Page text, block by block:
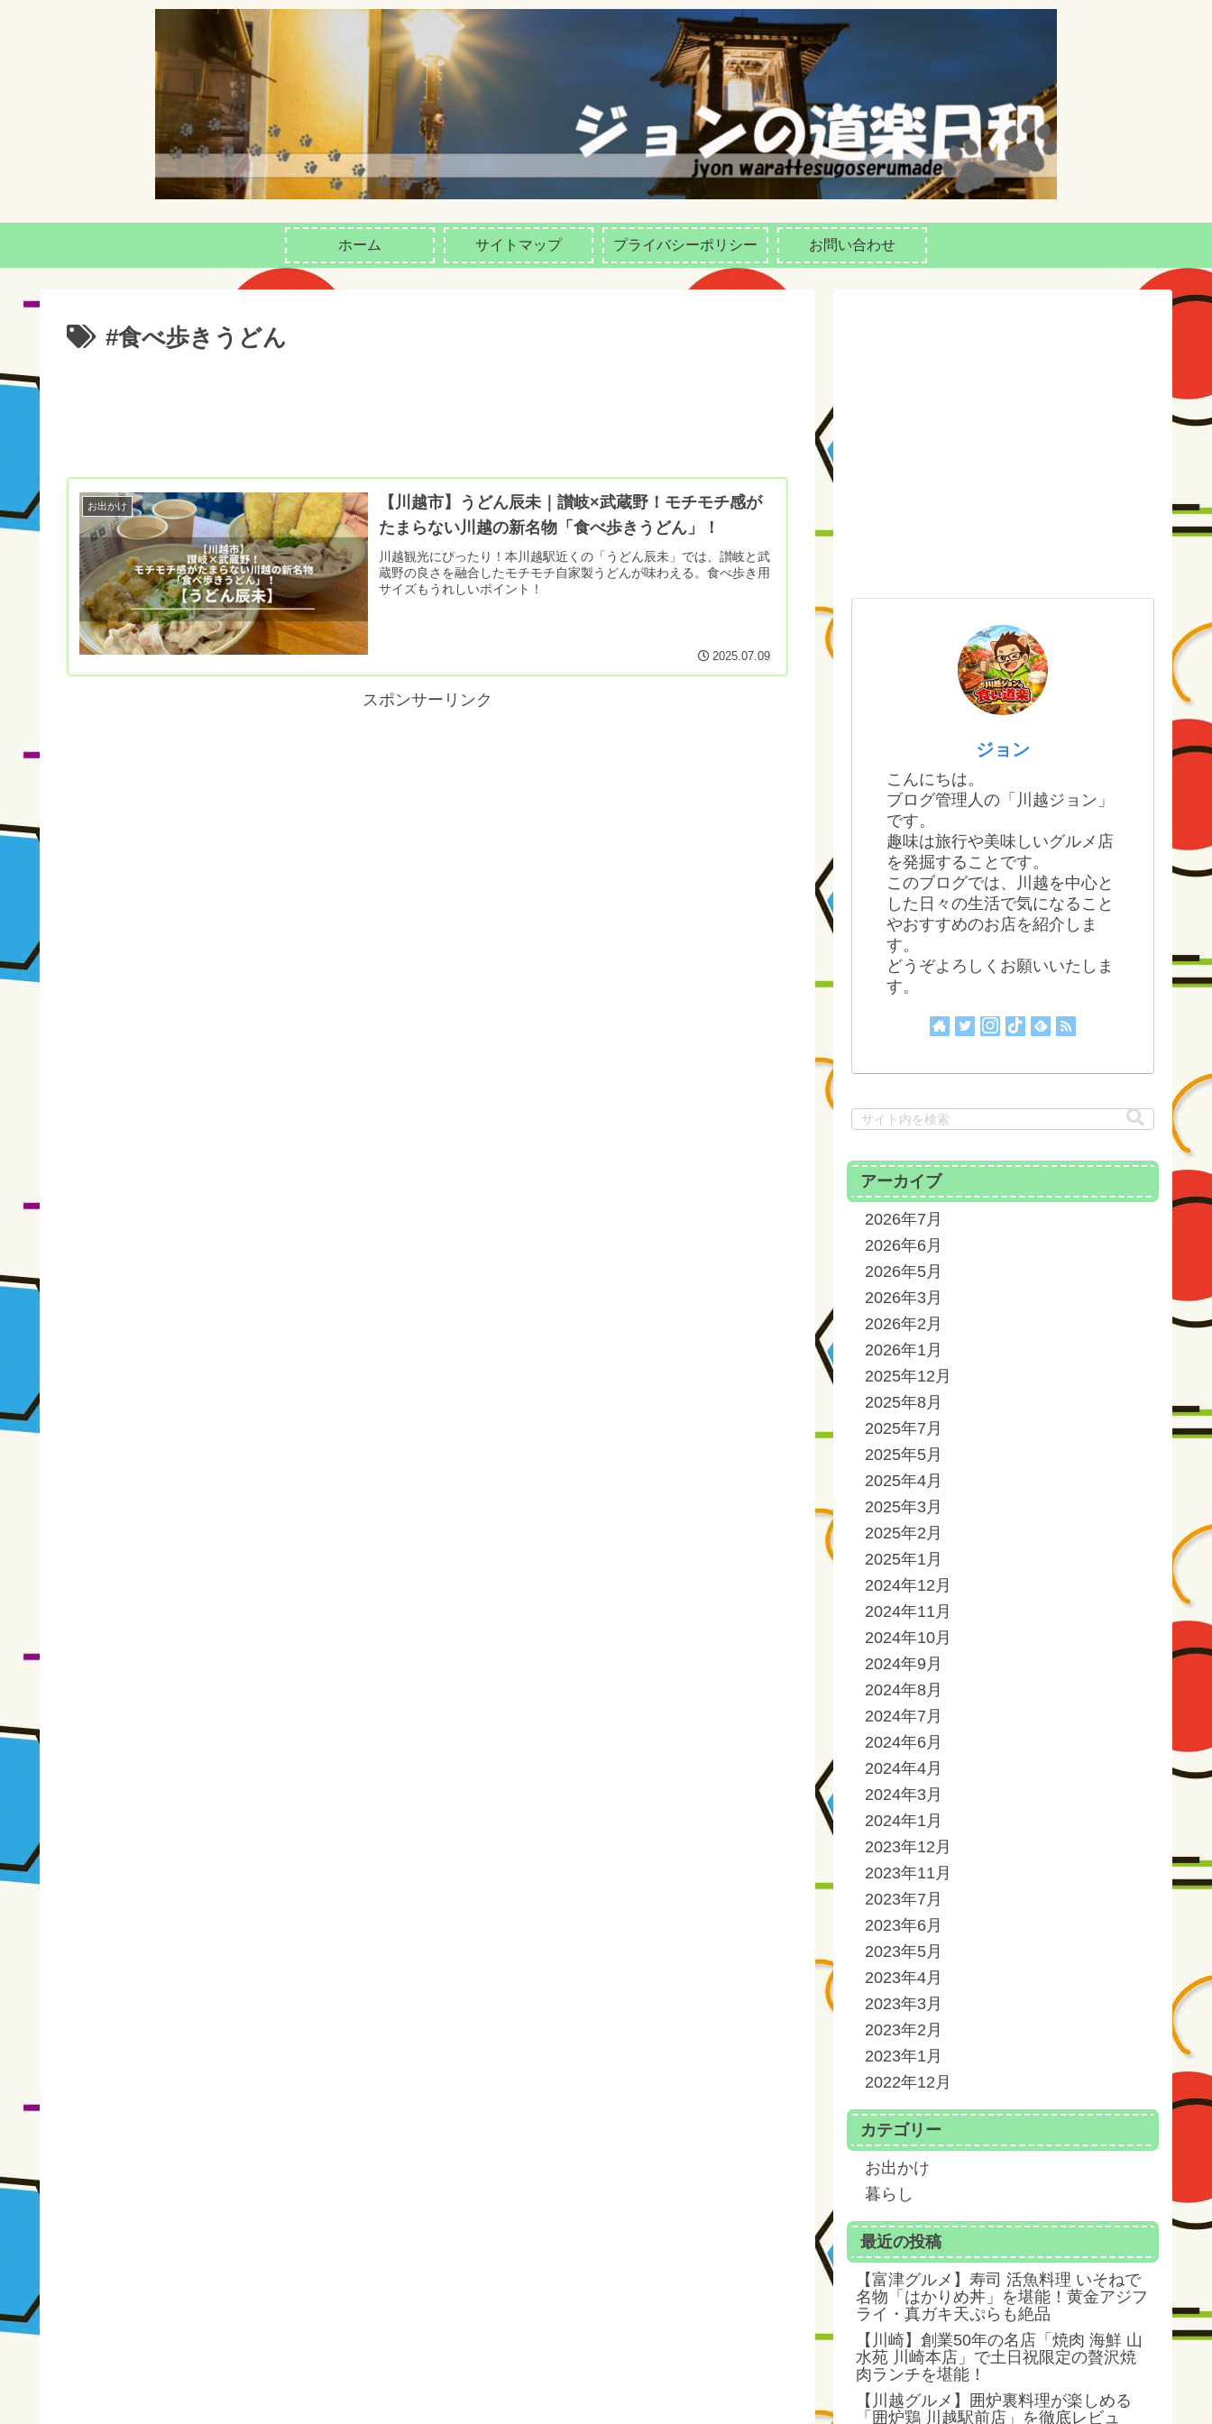
ホーム サイトマップ プライバシーポリシー お問い合わせ
#食べ歩きうどん
お出かけ
【川越市】うどん辰未｜讃岐×武蔵野！モチモチ感が
たまらない川越の新名物「食べ歩きうどん」！
川越観光にぴったり！本川越駅近くの「うどん辰未」では、讃岐と武
蔵野の良さを融合したモチモチ自家製うどんが味わえる。食べ歩き用
サイズもうれしいポイント！
2025.07.09
スポンサーリンク
ジョン
こんにちは。
ブログ管理人の「川越ジョン」
です。
趣味は旅行や美味しいグルメ店
を発掘することです。
このブログでは、川越を中心と
した日々の生活で気になること
やおすすめのお店を紹介しま
す。
どうぞよろしくお願いいたしま
す。
アーカイブ
2026年7月
2026年6月
2026年5月
2026年3月
2026年2月
2026年1月
2025年12月
2025年8月
2025年7月
2025年5月
2025年4月
2025年3月
2025年2月
2025年1月
2024年12月
2024年11月
2024年10月
2024年9月
2024年8月
2024年7月
2024年6月
2024年4月
2024年3月
2024年1月
2023年12月
2023年11月
2023年7月
2023年6月
2023年5月
2023年4月
2023年3月
2023年2月
2023年1月
2022年12月
カテゴリー
お出かけ
暮らし
最近の投稿
【富津グルメ】寿司 活魚料理 いそねで
名物「はかりめ丼」を堪能！黄金アジフ
ライ・真ガキ天ぷらも絶品
【川崎】創業50年の名店「焼肉 海鮮 山
水苑 川崎本店」で土日祝限定の贅沢焼
肉ランチを堪能！
【川越グルメ】囲炉裏料理が楽しめる
「囲炉鶏 川越駅前店」を徹底レビュ